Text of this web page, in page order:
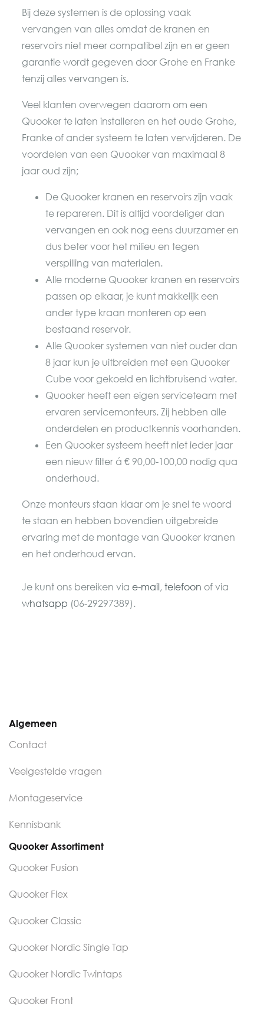
Bij deze systemen is de oplossing vaak
vervangen van alles omdat de kranen en
reservoirs niet meer compatibel zijn en er geen
garantie wordt gegeven door Grohe en Franke
tenzij alles vervangen is.
Veel klanten overwegen daarom om een
Quooker te laten installeren en het oude Grohe,
Franke of ander systeem te laten verwijderen. De
voordelen van een Quooker van maximaal 8
jaar oud zijn;
De Quooker kranen en reservoirs zijn vaak
te repareren. Dit is altijd voordeliger dan
vervangen en ook nog eens duurzamer en
dus beter voor het milieu en tegen
verspilling van materialen.
Alle moderne Quooker kranen en reservoirs
passen op elkaar, je kunt makkelijk een
ander type kraan monteren op een
bestaand reservoir.
Alle Quooker systemen van niet ouder dan
8 jaar kun je uitbreiden met een Quooker
Cube voor gekoeld en lichtbruisend water.
Quooker heeft een eigen serviceteam met
ervaren servicemonteurs. Zij hebben alle
onderdelen en productkennis voorhanden.
Een Quooker systeem heeft niet ieder jaar
een nieuw filter á € 90,00-100,00 nodig qua
onderhoud.
Onze monteurs staan klaar om je snel te woord
te staan en hebben bovendien uitgebreide
ervaring met de montage van Quooker kranen
en het onderhoud ervan.
Je kunt ons bereiken viae-mail,telefoon of via
whatsapp (06-29297389).
Algemeen
Contact
Veelgestelde vragen
Montageservice
Kennisbank
Quooker Assortiment
Quooker Fusion
Quooker Flex
Quooker Classic
Quooker Nordic Single Tap
Quooker Nordic Twintaps
Quooker Front